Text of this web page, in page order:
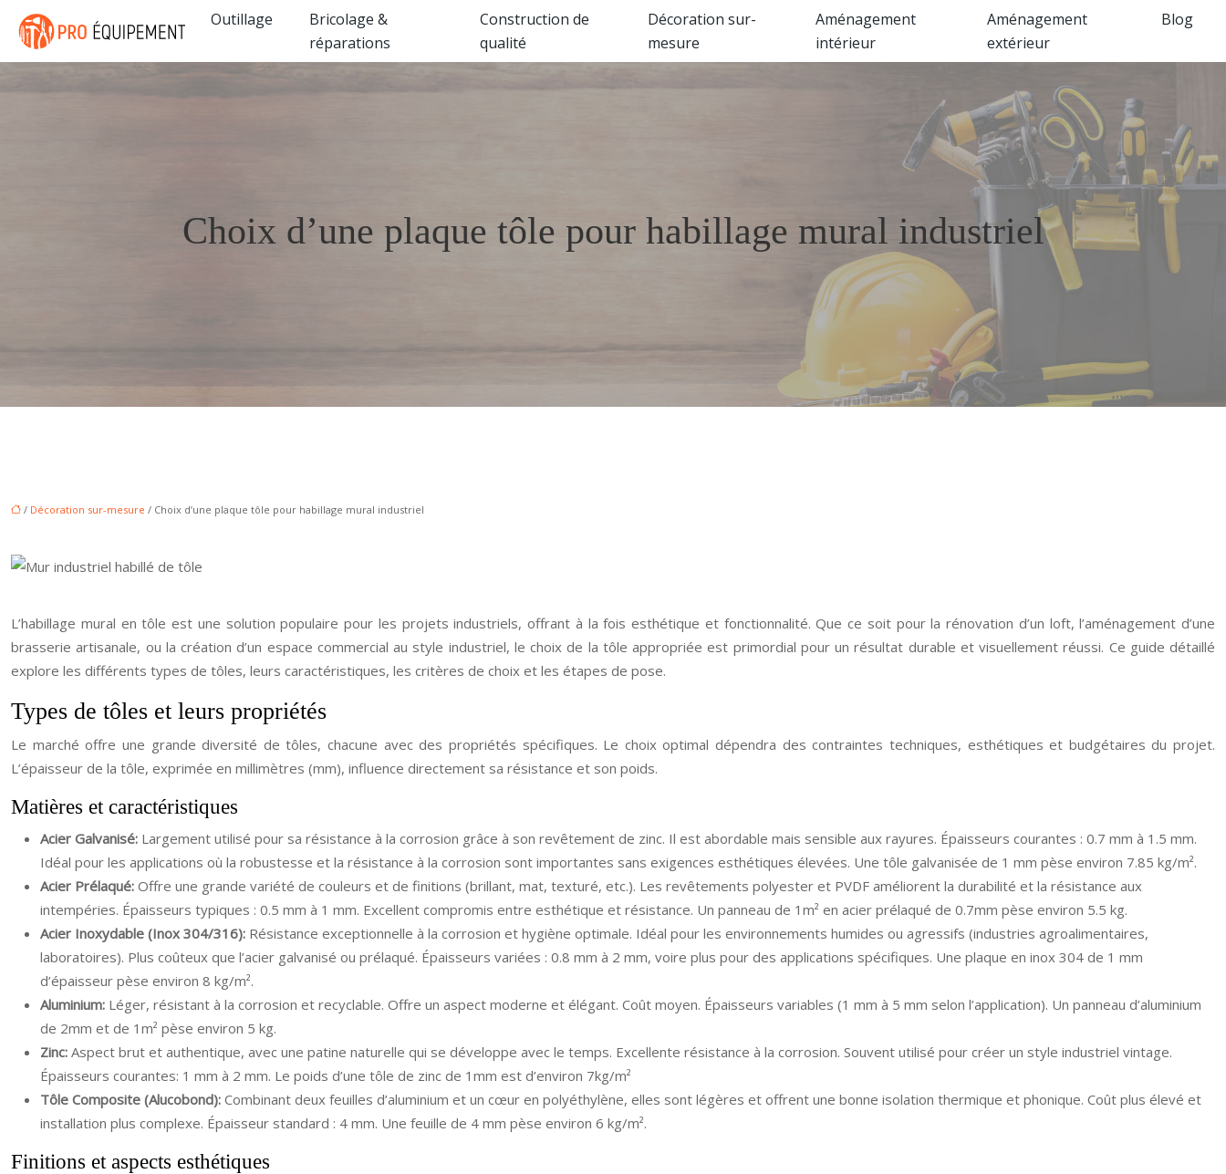
Outillage
Bricolage &
réparations
Construction de
qualité
Décoration sur-
mesure
Aménagement
intérieur
Aménagement
extérieur
Blog
Choix d’une plaque tôle pour habillage mural industriel
/ Décoration sur-mesure / Choix d’une plaque tôle pour habillage mural industriel
L’habillage mural en tôle est une solution populaire pour les projets industriels, offrant à la fois esthétique et fonctionnalité. Que ce soit pour la rénovation d’un loft, l’aménagement d’une
brasserie artisanale, ou la création d’un espace commercial au style industriel, le choix de la tôle appropriée est primordial pour un résultat durable et visuellement réussi. Ce guide détaillé
explore les différents types de tôles, leurs caractéristiques, les critères de choix et les étapes de pose.
Types de tôles et leurs propriétés
Le marché offre une grande diversité de tôles, chacune avec des propriétés spécifiques. Le choix optimal dépendra des contraintes techniques, esthétiques et budgétaires du projet.
L’épaisseur de la tôle, exprimée en millimètres (mm), influence directement sa résistance et son poids.
Matières et caractéristiques
Acier Galvanisé: Largement utilisé pour sa résistance à la corrosion grâce à son revêtement de zinc. Il est abordable mais sensible aux rayures. Épaisseurs courantes : 0.7 mm à 1.5 mm.
Idéal pour les applications où la robustesse et la résistance à la corrosion sont importantes sans exigences esthétiques élevées. Une tôle galvanisée de 1 mm pèse environ 7.85 kg/m².
Acier Prélaqué: Offre une grande variété de couleurs et de finitions (brillant, mat, texturé, etc.). Les revêtements polyester et PVDF améliorent la durabilité et la résistance aux
intempéries. Épaisseurs typiques : 0.5 mm à 1 mm. Excellent compromis entre esthétique et résistance. Un panneau de 1m² en acier prélaqué de 0.7mm pèse environ 5.5 kg.
Acier Inoxydable (Inox 304/316): Résistance exceptionnelle à la corrosion et hygiène optimale. Idéal pour les environnements humides ou agressifs (industries agroalimentaires,
laboratoires). Plus coûteux que l’acier galvanisé ou prélaqué. Épaisseurs variées : 0.8 mm à 2 mm, voire plus pour des applications spécifiques. Une plaque en inox 304 de 1 mm
d’épaisseur pèse environ 8 kg/m².
Aluminium: Léger, résistant à la corrosion et recyclable. Offre un aspect moderne et élégant. Coût moyen. Épaisseurs variables (1 mm à 5 mm selon l’application). Un panneau d’aluminium
de 2mm et de 1m² pèse environ 5 kg.
Zinc: Aspect brut et authentique, avec une patine naturelle qui se développe avec le temps. Excellente résistance à la corrosion. Souvent utilisé pour créer un style industriel vintage.
Épaisseurs courantes: 1 mm à 2 mm. Le poids d’une tôle de zinc de 1mm est d’environ 7kg/m²
Tôle Composite (Alucobond): Combinant deux feuilles d’aluminium et un cœur en polyéthylène, elles sont légères et offrent une bonne isolation thermique et phonique. Coût plus élevé et
installation plus complexe. Épaisseur standard : 4 mm. Une feuille de 4 mm pèse environ 6 kg/m².
Finitions et aspects esthétiques